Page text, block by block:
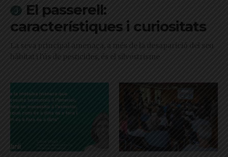
El passerell:
característiques i curiositats
La seva principal amenaça, a més de la desaparició del seu
hàbitat i l'ús de pesticides, és el silvestrisme